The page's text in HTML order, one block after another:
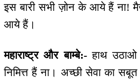
इस बारी सभी ज़ोन के आये हैं ना!
आये हैं।
महाराष्ट्र और बाम्बे:-हाथ
निमित्त हैं ना। अच्छी सेवा का